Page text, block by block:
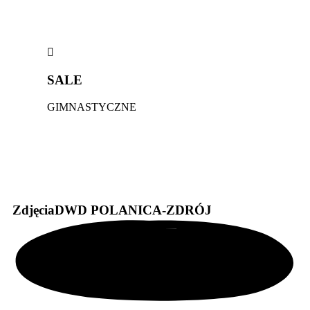
SALE
GIMNASTYCZNE
ZdjęciaDWD POLANICA-ZDRÓJ